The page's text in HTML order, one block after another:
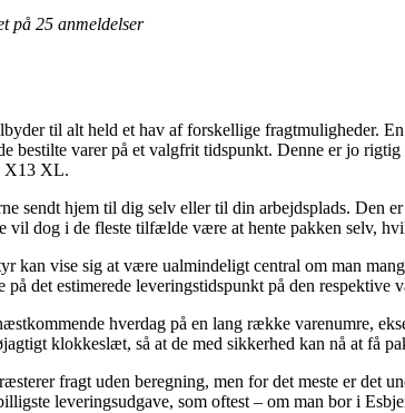
på 25 anmeldelser
til alt held et hav af forskellige fragtmuligheder.
bestilte varer på et valgfrit tidspunkt. Denne er jo
X13 XL.
sendt hjem til dig selv eller til din arbejdsplads. Den
vil dog i de fleste tilfælde være at hente pakken selv,
kan vise sig at være ualmindeligt central om man
det estimerede leveringstidspunkt på den respektive
hverdag på en lang række varenumre,
klokkeslæt, så at de med sikkerhed kan nå at få
fragt uden beregning, men for det meste er det
leveringsudgave, som oftest – om man bor i